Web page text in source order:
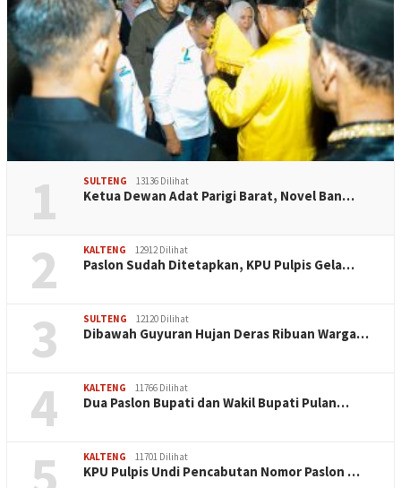
1 SULTENG 13136 Dilihat
Ketua Dewan Adat Parigi Barat, Novel Ban…
2 KALTENG 12912 Dilihat
Paslon Sudah Ditetapkan, KPU Pulpis Gela…
3 SULTENG 12120 Dilihat
Dibawah Guyuran Hujan Deras Ribuan Warga…
4 KALTENG 11766 Dilihat
Dua Paslon Bupati dan Wakil Bupati Pulan…
KALTENG 11701 Dilihat
KPU Pulpis Undi Pencabutan Nomor Paslon …